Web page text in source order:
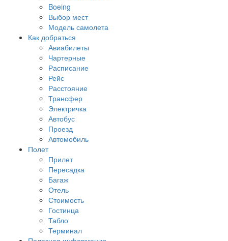
Boeing
Выбор мест
Модель самолета
Как добраться
Авиабилеты
Чартерные
Расписание
Рейс
Расстояние
Трансфер
Электричка
Автобус
Проезд
Автомобиль
Полет
Прилет
Пересадка
Багаж
Отель
Стоимость
Гостинца
Табло
Терминал